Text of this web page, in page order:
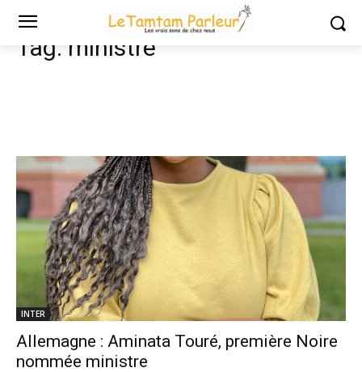
Tags
Tag: ministre
INTER
Allemagne : Aminata Touré, première Noire
nommée ministre